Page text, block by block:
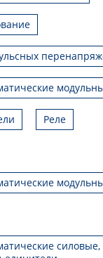
Реле
силовые,